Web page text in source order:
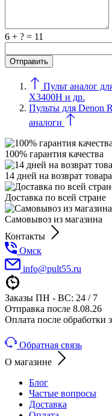
6 + ? = 11
Пульт аналог
X3400H и др.
Пульты для Denon
аналоги
100% гарантия качества
14 дней на возврат товара
Доставка по всей стране
Самовывоз из магазина
Контакты
Омск
info@pult55.ru
Заказы ПН - ВС: 24 / 7
Отправка после 8.08.26
Оплата после обработки
Обратная связь
О магазине
Блог
Частые вопросы
Доставка